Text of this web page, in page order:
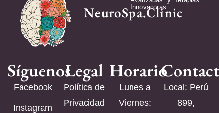
NeuroSpa.Clinic
Innovadoras
Síguenos
Facebook
Instagram
Legal
Política de
Privacidad
Horario
Lunes a
Viernes:
Local: Perú
899,